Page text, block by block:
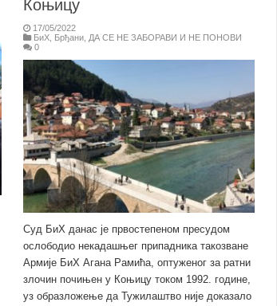
Коњицу
17/05/2022
БиХ, Брђани, ДА СЕ НЕ ЗАБОРАВИ И НЕ ПОНОВИ
0
Суд БиХ данас је првостепеном пресудом
ослободио некадашњег припадника такозване
Армије БиХ Агана Рамића, оптуженог за ратни
злочин почињен у Коњицу током 1992. године,
уз образложење да Тужилаштво није доказало